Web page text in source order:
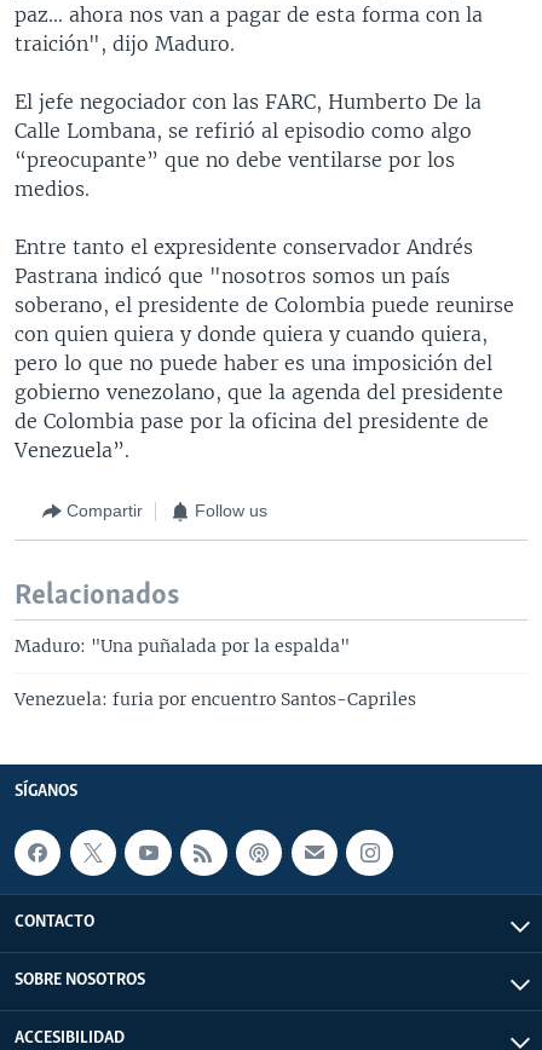
paz... ahora nos van a pagar de esta forma con la
traición", dijo Maduro.
El jefe negociador con las FARC, Humberto De la
Calle Lombana, se refirió al episodio como algo
“preocupante” que no debe ventilarse por los
medios.
Entre tanto el expresidente conservador Andrés
Pastrana indicó que "nosotros somos un país
soberano, el presidente de Colombia puede reunirse
con quien quiera y donde quiera y cuando quiera,
pero lo que no puede haber es una imposición del
gobierno venezolano, que la agenda del presidente
de Colombia pase por la oficina del presidente de
Venezuela”.
Compartir Follow us
Relacionados
Maduro: "Una puñalada por la espalda"
Venezuela: furia por encuentro Santos-Capriles
SÍGANOS
CONTACTO
SOBRE NOSOTROS
ACCESIBILIDAD